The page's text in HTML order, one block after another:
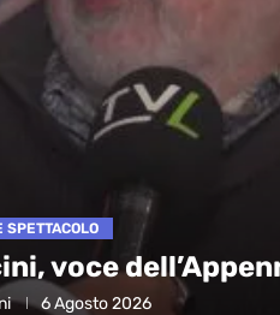
SPETTACOLO
voce
6 Agosto 2026